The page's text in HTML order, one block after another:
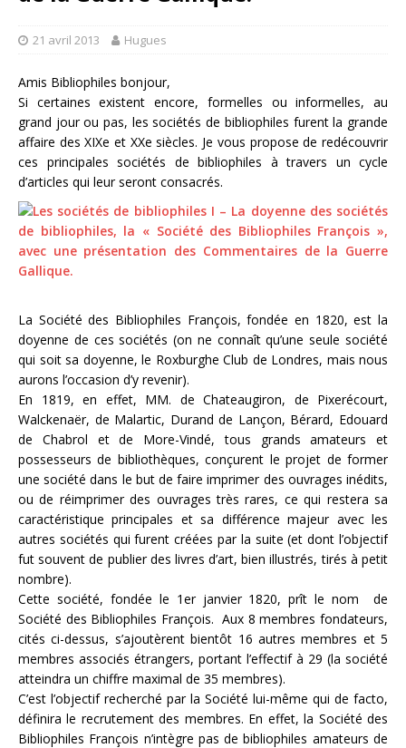
21 avril 2013 Hugues
Amis Bibliophiles bonjour,
Si certaines existent encore, formelles ou informelles, au
grand jour ou pas, les sociétés de bibliophiles furent la grande
affaire des XIXe et XXe siècles. Je vous propose de redécouvrir
ces principales sociétés de bibliophiles à travers un cycle
d’articles qui leur seront consacrés.
La Société des Bibliophiles François, fondée en 1820, est la
doyenne de ces sociétés (on ne connaît qu’une seule société
qui soit sa doyenne, le Roxburghe Club de Londres, mais nous
aurons l’occasion d’y revenir).
En 1819, en effet, MM. de Chateaugiron, de Pixerécourt,
Walckenaër, de Malartic, Durand de Lançon, Bérard, Edouard
de Chabrol et de More-Vindé, tous grands amateurs et
possesseurs de bibliothèques, conçurent le projet de former
une société dans le but de faire imprimer des ouvrages inédits,
ou de réimprimer des ouvrages très rares, ce qui restera sa
caractéristique principales et sa différence majeur avec les
autres sociétés qui furent créées par la suite (et dont l’objectif
fut souvent de publier des livres d’art, bien illustrés, tirés à petit
nombre).
Cette société, fondée le 1er janvier 1820, prît le nom de
Société des Bibliophiles François. Aux 8 membres fondateurs,
cités ci-dessus, s’ajoutèrent bientôt 16 autres membres et 5
membres associés étrangers, portant l’effectif à 29 (la société
atteindra un chiffre maximal de 35 membres).
C’est l’objectif recherché par la Société lui-même qui de facto,
définira le recrutement des membres. En effet, la Société des
Bibliophiles François n’intègre pas de bibliophiles amateurs de